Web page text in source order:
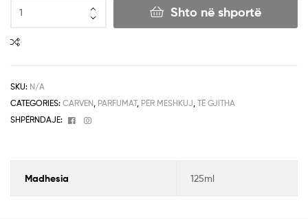
Shto në shportë
SKU: N/A
CATEGORIES: CARVEN PARFUMAT, PËR MESHKUJ TË GJITHA
SHPËRNDAJE:
Facebook
Instagram
Madhesia 125ml